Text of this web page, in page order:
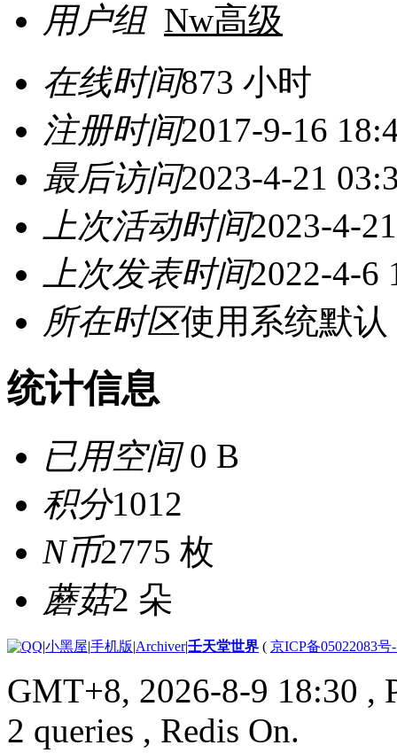
用户组 Nw高级
在线时间873 小时
注册时间2017-9-16
最后访问2023-4-21
上次活动时间2023-4-
上次发表时间2022-4-6
所在时区使用系统默认
统计信息
已用空间0 B
积分1012
N币2775 枚
蘑菇2 朵
|小黑屋|手机版|Archiver|壬天堂世界 ( 京ICP备05022083号
GMT+8, 2026-8-9 18:30 ,
2 queries , Redis On.